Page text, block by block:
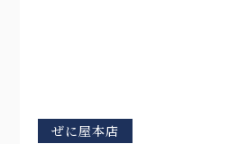
ぜに屋本店